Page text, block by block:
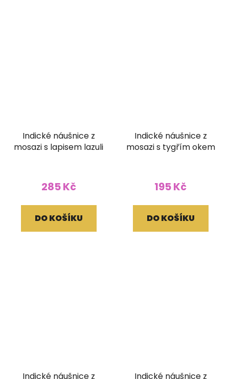
Indické náušnice z
mosazi s lapisem lazuli
285 Kč
DO KOŠÍKU
Indické náušnice z
mosazi s tygřím okem
195 Kč
DO KOŠÍKU
Indické náušnice z
Indické náušnice z